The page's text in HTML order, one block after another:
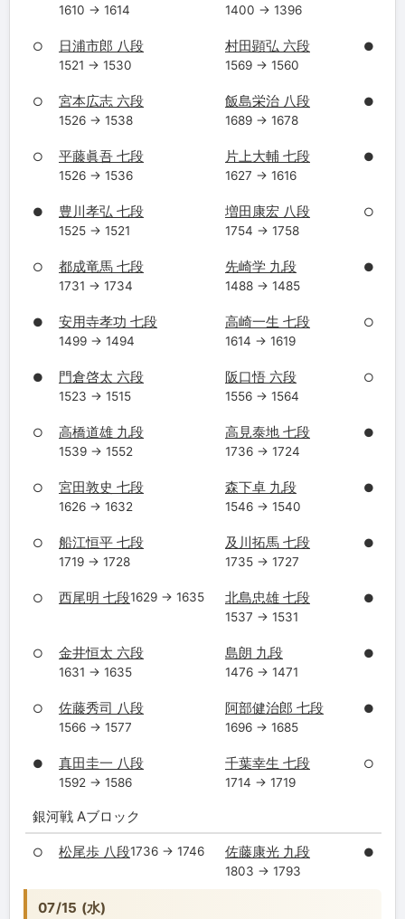
1610 → 1614 1400 → 1396
○ 日浦市郎 八段
1521 → 1530
村田顕弘 六段
1569 → 1560
●
○ 宮本広志 六段
1526 → 1538
飯島栄治 八段
1689 → 1678
●
○ 平藤眞吾 七段
1526 → 1536
片上大輔 七段
1627 → 1616
●
● 豊川孝弘 七段
1525 → 1521
増田康宏 八段
1754 → 1758
○
○ 都成竜馬 七段
1731 → 1734
先崎学 九段
1488 → 1485
●
● 安用寺孝功 七段
1499 → 1494
高崎一生 七段
1614 → 1619
○
● 門倉啓太 六段
1523 → 1515
阪口悟 六段
1556 → 1564
○
○ 高橋道雄 九段
1539 → 1552
高見泰地 七段
1736 → 1724
●
○ 宮田敦史 七段
1626 → 1632
森下卓 九段
1546 → 1540
●
○ 船江恒平 七段
1719 → 1728
及川拓馬 七段
1735 → 1727
●
○ 西尾明 七段1629 → 1635 北島忠雄 七段
1537 → 1531
●
○ 金井恒太 六段
1631 → 1635
島朗 九段
1476 → 1471
●
○ 佐藤秀司 八段
1566 → 1577
阿部健治郎 七段
1696 → 1685
●
● 真田圭一 八段
1592 → 1586
千葉幸生 七段
1714 → 1719
○
銀河戦 Aブロック
○ 松尾歩 八段1736 → 1746 佐藤康光 九段
1803 → 1793
●
07/15 (水)